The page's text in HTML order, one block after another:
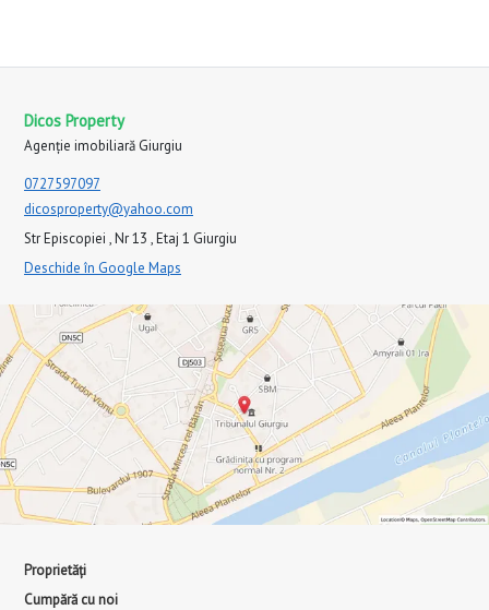
Dicos Property
Agenție imobiliară Giurgiu
0727597097
dicosproperty@yahoo.com
Str Episcopiei , Nr 13 , Etaj 1 Giurgiu
Deschide în Google Maps
Proprietăți
Cumpără cu noi